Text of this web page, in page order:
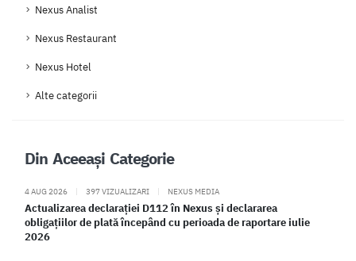
Nexus Analist
Nexus Restaurant
Nexus Hotel
Alte categorii
Din Aceeași Categorie
4 AUG 2026 | 397 VIZUALIZARI | NEXUS MEDIA
Actualizarea declarației D112 în Nexus și declararea
obligațiilor de plată începând cu perioada de raportare iulie
2026